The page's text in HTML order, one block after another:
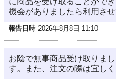
機会がありましたら利用させ
報告日時 2026年8月8日 11:10
お陰で無事商品受け取りま
す。また、注文の際は宜し